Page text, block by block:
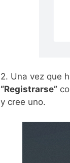
2. Una vez que
“Registrarse”
y cree uno.